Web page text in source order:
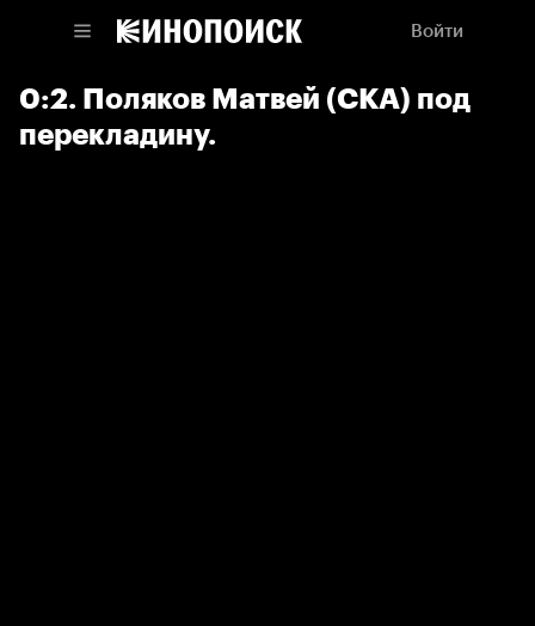
Войти
0:2. Поляков Матвей (СКА) под
перекладину.